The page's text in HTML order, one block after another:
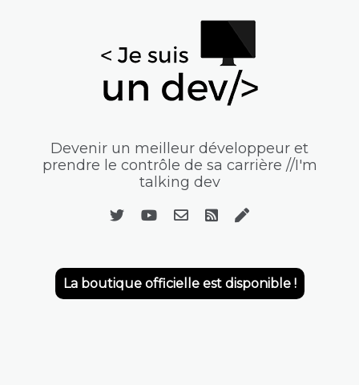
Devenir un meilleur développeur et
prendre le contrôle de sa carrière //I'm
talking dev
La boutique officielle est disponible !